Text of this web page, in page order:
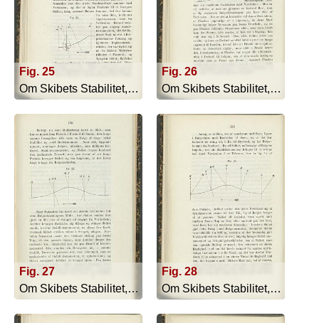
Fig. 25
Om Skibets Stabilitet, Bevægelser I S... - 1879
Fig. 26
Om Skibets Stabilitet, Bevægelser I S... - 1879
Fig. 27
Om Skibets Stabilitet, Bevægelser I S... - 1879
Fig. 28
Om Skibets Stabilitet, Bevægelser I S... - 1879